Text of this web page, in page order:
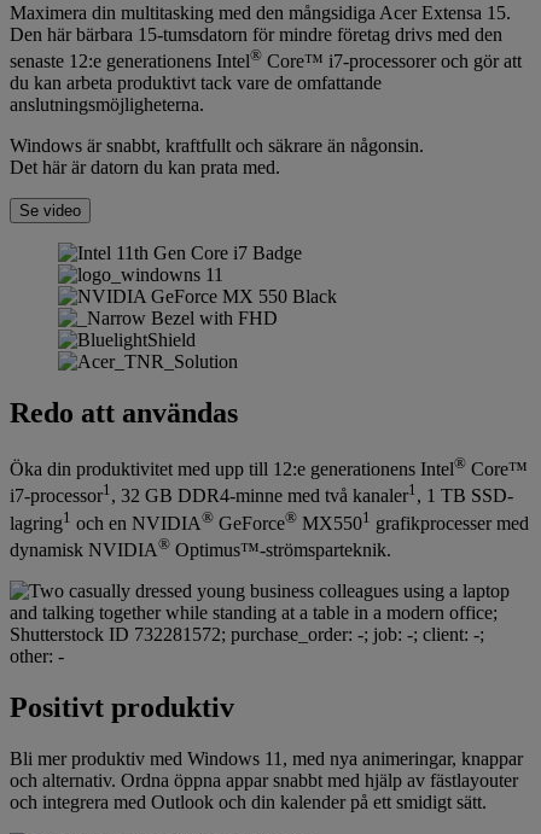
Maximera din multitasking med den mångsidiga Acer Extensa 15.
Den här bärbara 15-tumsdatorn för mindre företag drivs med den
senaste 12:e generationens Intel® Core™ i7-processorer och gör att
du kan arbeta produktivt tack vare de omfattande
anslutningsmöjligheterna.
Windows är snabbt, kraftfullt och säkrare än någonsin.
Det här är datorn du kan prata med.
Se video
Redo att användas
Öka din produktivitet med upp till 12:e generationens Intel® Core™
i7-processor1, 32 GB DDR4-minne med två kanaler1, 1 TB SSD-
lagring1 och en NVIDIA® GeForce® MX5501 grafikprocesser med
dynamisk NVIDIA® Optimus™-strömsparteknik.
Positivt produktiv
Bli mer produktiv med Windows 11, med nya animeringar, knappar
och alternativ. Ordna öppna appar snabbt med hjälp av fästlayouter
och integrera med Outlook och din kalender på ett smidigt sätt.